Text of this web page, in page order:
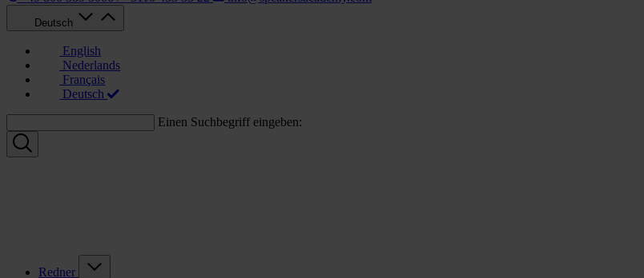
Deutsch
English
Nederlands
Français
Deutsch
Einen Suchbegriff eingeben:
Redner